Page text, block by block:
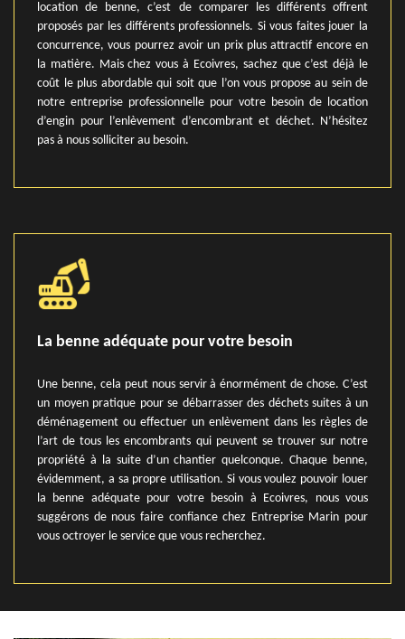
location de benne, c’est de comparer les différents offrent
proposés par les différents professionnels. Si vous faites jouer la
concurrence, vous pourrez avoir un prix plus attractif encore en
la matière. Mais chez vous à Ecoivres, sachez que c’est déjà le
coût le plus abordable qui soit que l’on vous propose au sein de
notre entreprise professionnelle pour votre besoin de location
d’engin pour l’enlèvement d’encombrant et déchet. N’hésitez
pas à nous solliciter au besoin.
La benne adéquate pour votre besoin
Une benne, cela peut nous servir à énormément de chose. C’est
un moyen pratique pour se débarrasser des déchets suites à un
déménagement ou effectuer un enlèvement dans les règles de
l’art de tous les encombrants qui peuvent se trouver sur notre
propriété à la suite d’un chantier quelconque. Chaque benne,
évidemment, a sa propre utilisation. Si vous voulez pouvoir louer
la benne adéquate pour votre besoin à Ecoivres, nous vous
suggérons de nous faire confiance chez Entreprise Marin pour
vous octroyer le service que vous recherchez.